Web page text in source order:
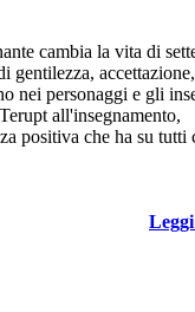
cambia la vita di
gentilezza, accettazione,
nei personaggi e gli
all'insegnamento,
positiva che ha su tutti